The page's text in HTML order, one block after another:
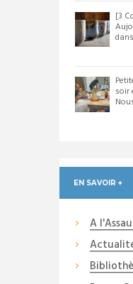
[3
soir
EN SAVOIR +
A